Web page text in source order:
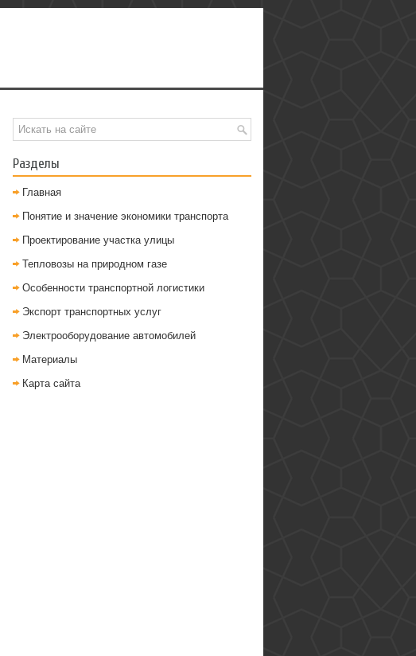
Разделы
Главная
Понятие и значение экономики транспорта
Проектирование участка улицы
Тепловозы на природном газе
Особенности транспортной логистики
Экспорт транспортных услуг
Электрооборудование автомобилей
Материалы
Карта сайта